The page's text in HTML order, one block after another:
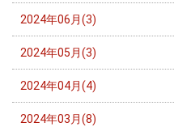
2024年06月(3)
2024年05月(3)
2024年04月(4)
2024年03月(8)